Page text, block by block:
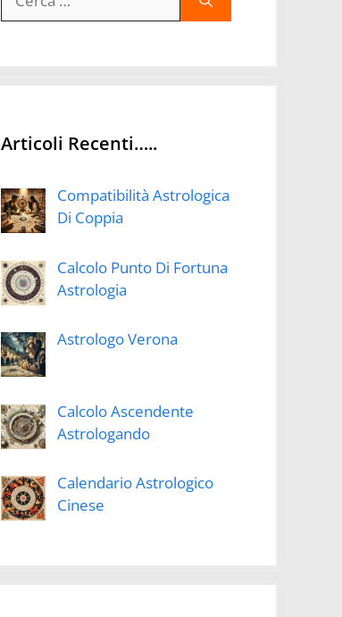
per:
Articoli Recenti…..
Compatibilità Astrologica
Di Coppia
Calcolo Punto Di Fortuna
Astrologia
Astrologo Verona
Calcolo Ascendente
Astrologando
Calendario Astrologico
Cinese